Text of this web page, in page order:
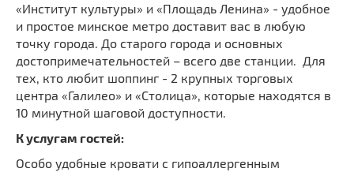
«Институт культуры» и «Площадь Ленина» - удобное
и простое минское метро доставит вас в любую
точку города. До старого города и основных
достопримечательностей – всего две станции. Для
тех, кто любит шоппинг - 2 крупных торговых
центра «Галилео» и «Столица», которые находятся в
10 минутной шаговой доступности.
К услугам гостей:
Особо удобные кровати с гипоаллергенным